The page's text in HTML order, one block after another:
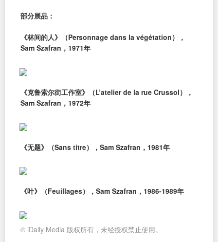
部分展品：
《林间的人》（Personnage dans la végétation），
Sam Szafran，1971年
《克鲁索尔街工作室》（L’atelier de la rue Crussol），
Sam Szafran，1972年
《无题》（Sans titre），Sam Szafran，1981年
《叶》（Feuillages），Sam Szafran，1986-1989年
© iDaily Media 版权所有，未经授权禁止使用。